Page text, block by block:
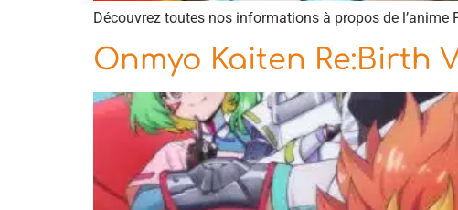
Découvrez toutes nos informations à propos de l’anime
Onmyo Kaiten Re:Birth